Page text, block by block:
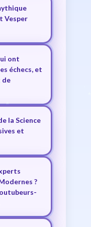
Vesper
ont
échecs, et
de
la Science
et
?